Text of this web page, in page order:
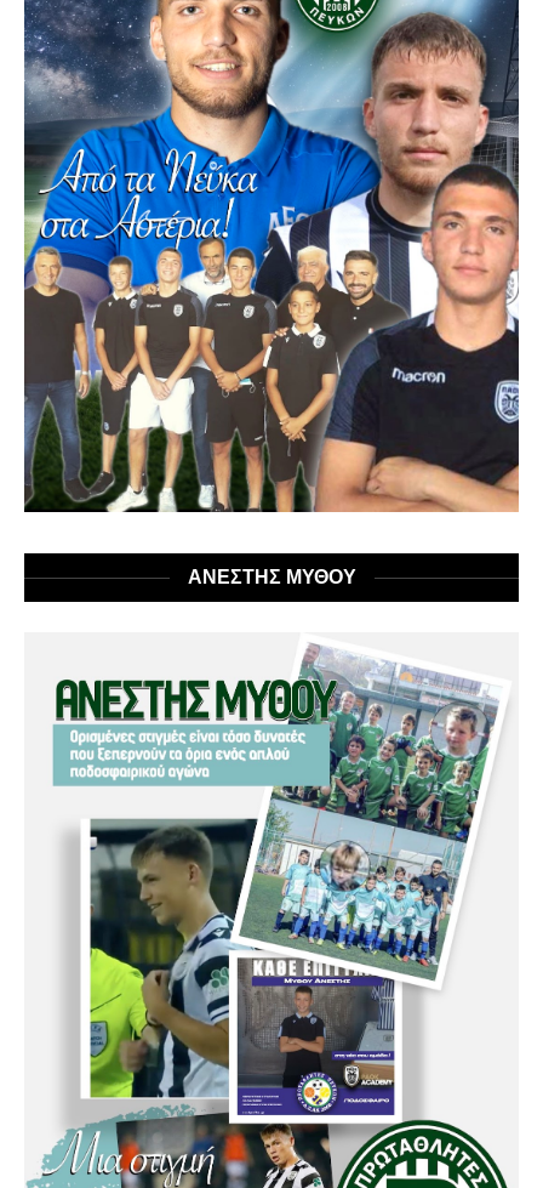
ΑΝΕΣΤΗΣ ΜΥΘΟΥ